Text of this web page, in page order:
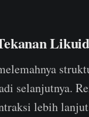
selanjutnya.
lebih